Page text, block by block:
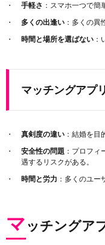
手軽さ ：スマホ一つで簡
多くの出逢い ：多くの異
時間と場所を選ばない ：
マッチングアプ
真剣度の違い ：結婚を目
安全性の問題 ：プロフ
遇するリスクがある。
時間と労力 ：多くのユー
マッチングア